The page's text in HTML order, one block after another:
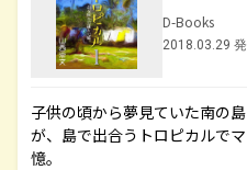
D-Books
2018.03.29
子供の頃から夢見ていた南の
が、島で出合うトロピカルで
憶。